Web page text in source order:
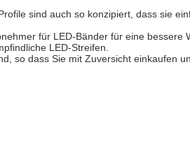
sind auch so konzipiert, dass sie
für LED-Bänder für eine bessere
LED-Streifen.
so dass Sie mit Zuversicht einkaufen